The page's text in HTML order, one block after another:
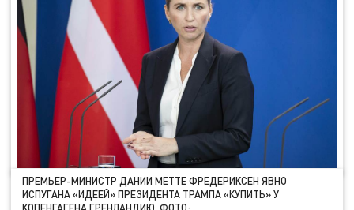
ПРЕМЬЕР-МИНИСТР ДАНИИ МЕТТЕ ФРЕДЕРИКСЕН ЯВНО
ИСПУГАНА «ИДЕЕЙ» ПРЕЗИДЕНТА ТРАМПА «КУПИТЬ» У